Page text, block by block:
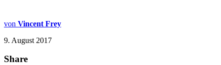
von Vincent Frey
9. August 2017
Share